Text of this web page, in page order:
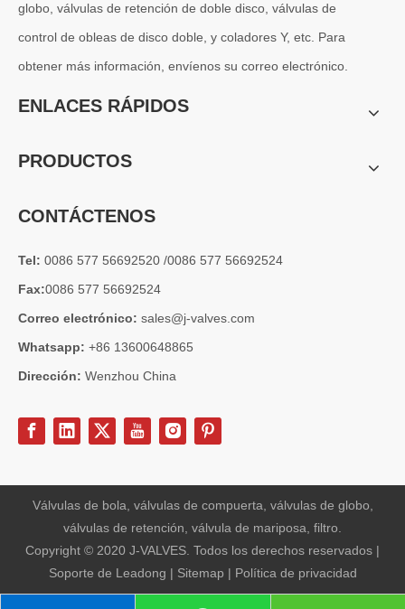
2026-06-29
globo, válvulas de retención de doble disco, válvulas de
control de obleas de disco doble, y coladores Y, etc. Para
obtener más información, envíenos su correo electrónico.
ENLACES RÁPIDOS
PRODUCTOS
CONTÁCTENOS
Tel: 0086 577 56692520 /0086 577 56692524
Fax:0086 577 56692524
Correo electrónico: sales@j-valves.com
Whatsapp: +86 13600648865
Dirección: Wenzhou China
Válvulas de bola, válvulas de compuerta, válvulas de globo,
válvulas de retención, válvula de mariposa, filtro.
Copyright © 2020 J-VALVES. Todos los derechos reservados |
Soporte de Leadong | Sitemap | Política de privacidad